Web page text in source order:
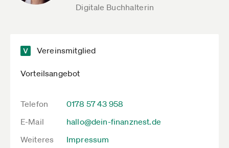
Digitale Buchhalterin
Vereinsmitglied
Vorteilsangebot
Telefon
0178 57 43 958
E-Mail
hallo@dein-finanznest.de
Weiteres
Impressum